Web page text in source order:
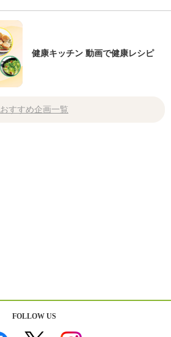
健康キッチン 動画で健康レシピ
おすすめ企画一覧
FOLLOW US